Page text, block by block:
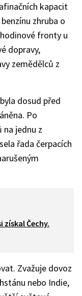
kapacit
zhruba o
fronty u
dopravy,
zemědělců z
dosud před
Po
jednu z
řada čerpacích
získal Čechy.
Zvažuje dovoz
nebo Indie,